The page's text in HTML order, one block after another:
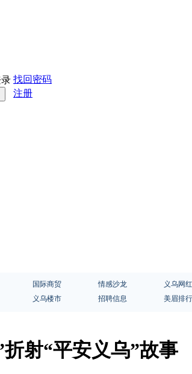
找回密码
注册
国际商贸 情感沙龙 义乌网红
义乌楼市 招聘信息 美眉排行
射“平安义乌”故事